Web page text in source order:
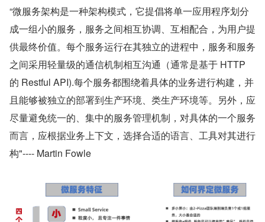
“微服务架构是一种架构模式，它提倡将单一应用程序划分
成一组小的服务，服务之间相互协调、互相配合，为用户提
供最终价值。每个服务运行在其独立的进程中，服务和服务
之间采用轻量级的通信机制相互沟通（通常是基于 HTTP
的 Restful API).每个服务都围绕着具体的业务进行构建，并
且能够被独立的部署到生产环境、类生产环境等。另外，应
尽量避免统一的、集中的服务管理机制，对具体的一个服务
而言，应根据业务上下文，选择合适的语言、工具对其进行
构"---- Martin Fowle